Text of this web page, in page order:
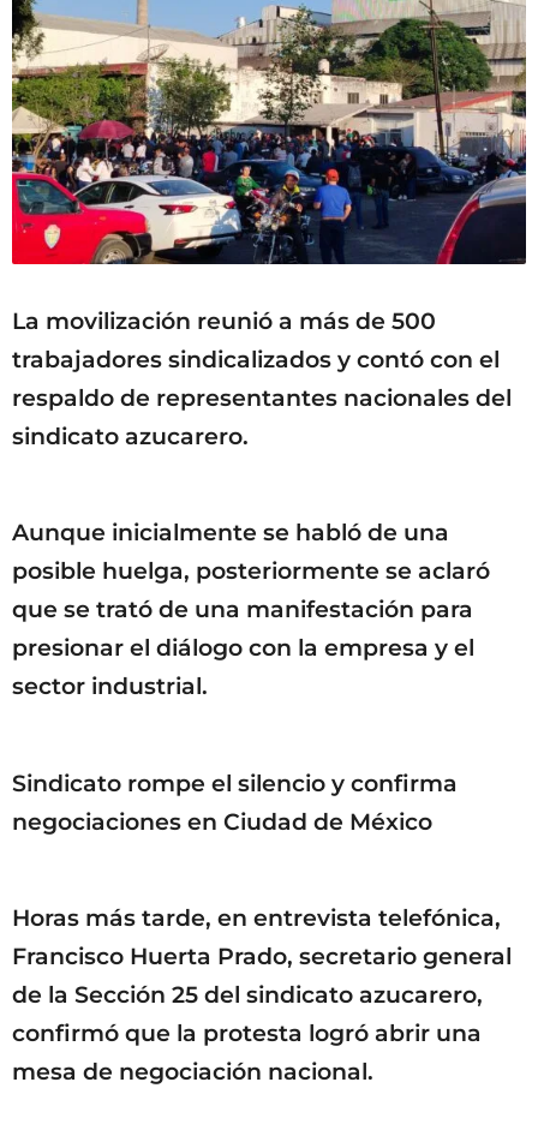
La movilización reunió a más de 500
trabajadores sindicalizados y contó con el
respaldo de representantes nacionales del
sindicato azucarero.
Aunque inicialmente se habló de una
posible huelga, posteriormente se aclaró
que se trató de una manifestación para
presionar el diálogo con la empresa y el
sector industrial.
Sindicato rompe el silencio y confirma
negociaciones en Ciudad de México
Horas más tarde, en entrevista telefónica,
Francisco Huerta Prado, secretario general
de la Sección 25 del sindicato azucarero,
confirmó que la protesta logró abrir una
mesa de negociación nacional.